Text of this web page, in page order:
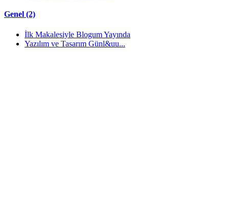
Genel (2)
İlk Makalesiyle Blogum Yayında
Yazılım ve Tasarım Günl&uu...